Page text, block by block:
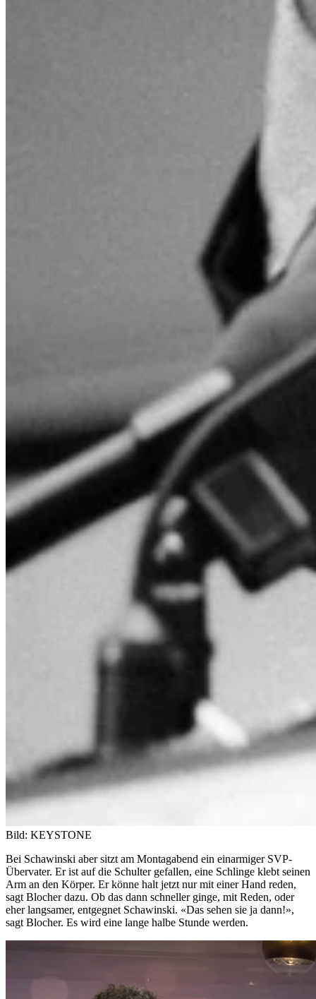
Bild: KEYSTONE
Bei Schawinski aber sitzt am Montagabend ein einarmiger SVP-
Übervater. Er ist auf die Schulter gefallen, eine Schlinge klebt seinen
Arm an den Körper. Er könne halt jetzt nur mit einer Hand reden,
sagt Blocher dazu. Ob das dann schneller ginge, mit Reden, oder
eher langsamer, entgegnet Schawinski. «Das sehen sie ja dann!»,
sagt Blocher. Es wird eine lange halbe Stunde werden.